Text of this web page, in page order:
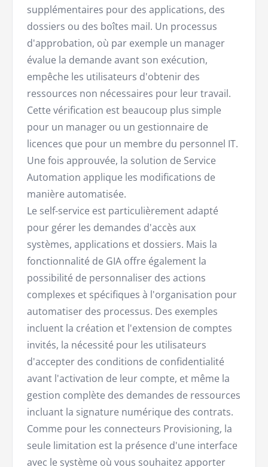
supplémentaires pour des applications, des
dossiers ou des boîtes mail. Un processus
d'approbation, où par exemple un manager
évalue la demande avant son exécution,
empêche les utilisateurs d'obtenir des
ressources non nécessaires pour leur travail.
Cette vérification est beaucoup plus simple
pour un manager ou un gestionnaire de
licences que pour un membre du personnel IT.
Une fois approuvée, la solution de Service
Automation applique les modifications de
manière automatisée.
Le self-service est particulièrement adapté
pour gérer les demandes d'accès aux
systèmes, applications et dossiers. Mais la
fonctionnalité de GIA offre également la
possibilité de personnaliser des actions
complexes et spécifiques à l'organisation pour
automatiser des processus. Des exemples
incluent la création et l'extension de comptes
invités, la nécessité pour les utilisateurs
d'accepter des conditions de confidentialité
avant l'activation de leur compte, et même la
gestion complète des demandes de ressources
incluant la signature numérique des contrats.
Comme pour les connecteurs Provisioning, la
seule limitation est la présence d'une interface
avec le système où vous souhaitez apporter